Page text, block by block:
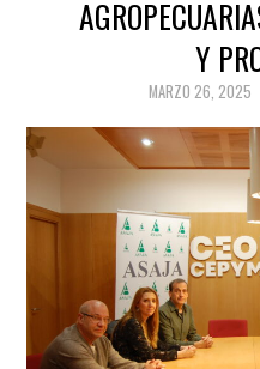
Y
MARZO 26, 2025